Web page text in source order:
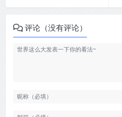
评论（没有评论）